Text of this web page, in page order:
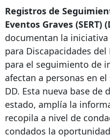
Registros de
Eventos Graves (SERT)
documentan la
para Discapacidades
para el seguimiento de
afectan a personas en
DD. Esta nueva base
estado, amplía la
recopila a nivel de
condados la